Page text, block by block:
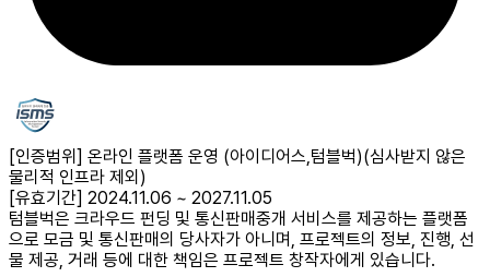
[인증범위] 온라인 플랫폼 운영 (아이디어스,텀블벅)(심사받지 않은
물리적 인프라 제외)
[유효기간] 2024.11.06 ~ 2027.11.05
텀블벅은 크라우드 펀딩 및 통신판매중개 서비스를 제공하는 플랫폼
으로 모금 및 통신판매의 당사자가 아니며, 프로젝트의 정보, 진행, 선
물 제공, 거래 등에 대한 책임은 프로젝트 창작자에게 있습니다.